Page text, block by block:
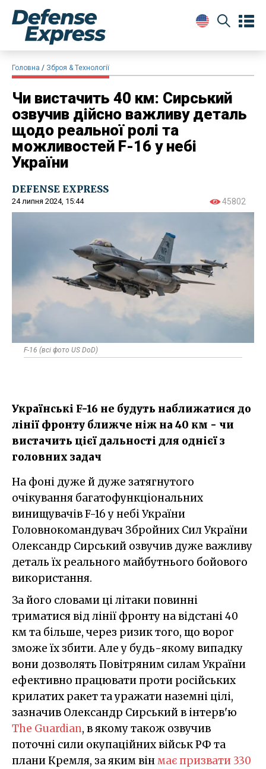
Головна Зброя & Технології
Чи вистачить 40 км: Сирський
озвучив дійсно важливу деталь
щодо реальної ролі та
можливостей F-16 у небі
України
DEFENSE EXPRESS
24 липня 2024, 15:44 45802
F-16 (всі фото US DoD)
Українські F-16 не будуть наближатися до
лінії фронту ближче ніж на 40 км - чи
вистачить цієї дальності для однієї з
головних задач
На фоні дуже й дуже затягнутого
очікування багатофункціональних
винищувачів F-16 у небі України
Головнокомандувач Збройних Сил України
Олександр Сирський озвучив дуже важливу
деталь їх реального майбутнього бойового
використання.
За його словами ці літаки повинні
триматися від лінії фронту на відстані 40
км та більше, через ризик того, що ворог
зможе їх збити. Але у будь-якому випадку
вони дозволять Повітряним силам України
ефективно працювати проти російських
крилатих ракет та уражати наземні цілі,
зазначив Олександр Сирський в інтерв'ю
The Guardian, в якому також озвучив
поточні сили окупаційних військ РФ та
плани Кремля, за яким вінмає призвати 330